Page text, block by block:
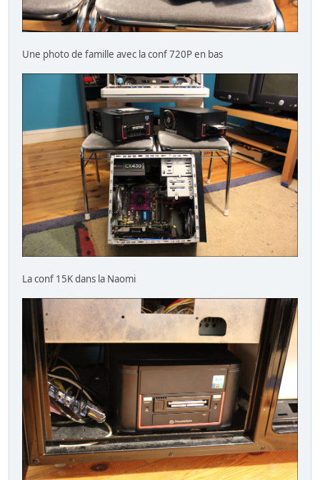
Une photo de famille avec la conf 720P en bas
La conf 15K dans la Naomi